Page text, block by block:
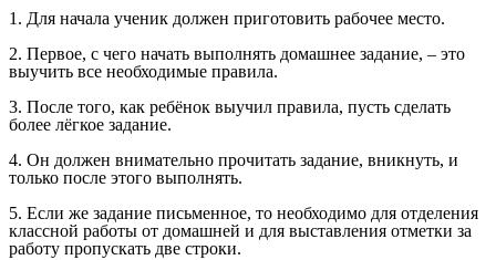
1. Для начала ученик должен приготовить рабочее место.
2. Первое, с чего начать выполнять домашнее задание, – это
выучить все необходимые правила.
3. После того, как ребёнок выучил правила, пусть сделать
более лёгкое задание.
4. Он должен внимательно прочитать задание, вникнуть, и
только после этого выполнять.
5. Если же задание письменное, то необходимо для отделения
классной работы от домашней и для выставления отметки за
работу пропускать две строки.